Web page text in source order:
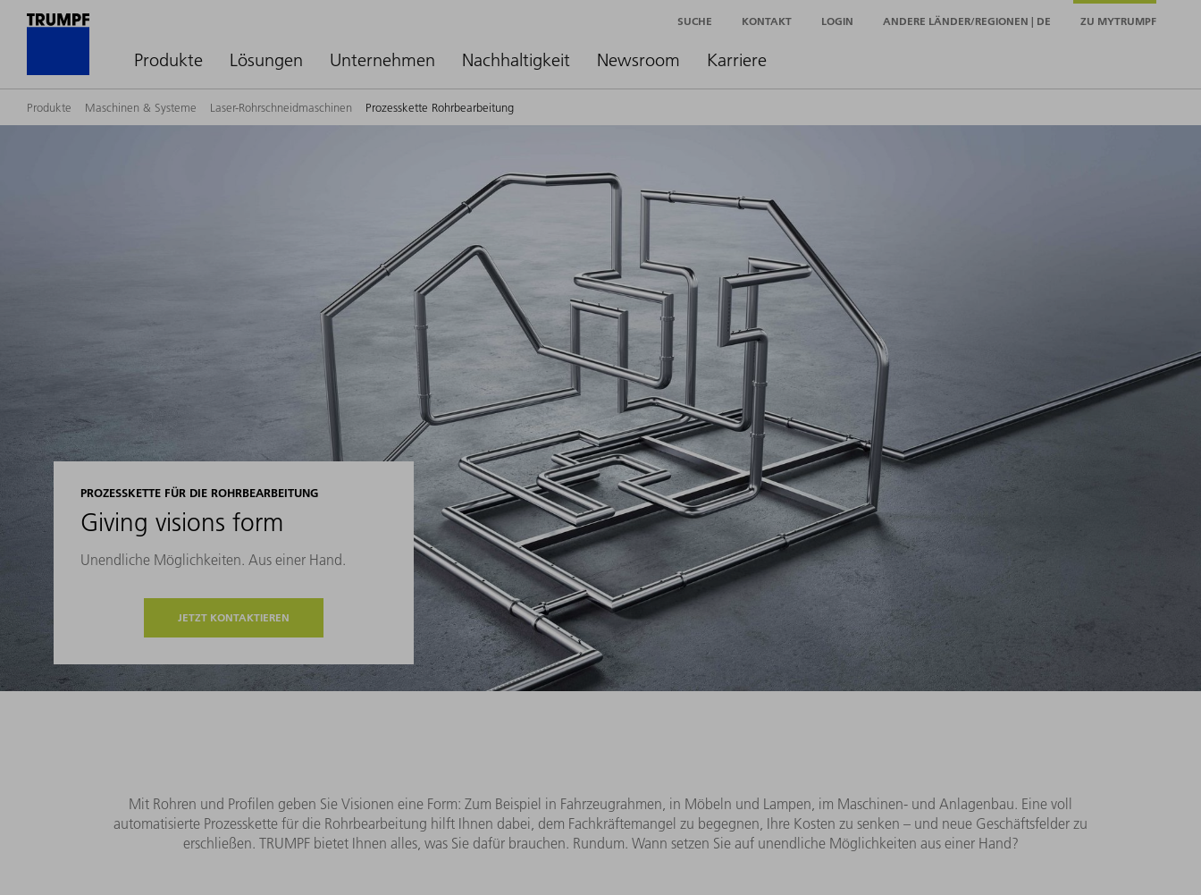
Produkte Lösungen Unternehmen Nachhaltigkeit Newsroom Karriere
SUCHE KONTAKT LOGIN ANDERE LÄNDER/REGIONEN | DE ZU MYTRUMPF
Produkte Maschinen & Systeme Laser-Rohrschneidmaschinen Prozesskette Rohrbearbeitung
PROZESSKETTE FÜR DIE ROHRBEARBEITUNG
Giving visions form
Unendliche Möglichkeiten. Aus einer Hand.
JETZT KONTAKTIEREN
Mit Rohren und Profilen geben Sie Visionen eine Form: Zum Beispiel in Fahrzeugrahmen, in Möbeln und Lampen, im Maschinen- und Anlagenbau. Eine voll
automatisierte Prozesskette für die Rohrbearbeitung hilft Ihnen dabei, dem Fachkräftemangel zu begegnen, Ihre Kosten zu senken – und neue Geschäftsfelder zu
erschließen. TRUMPF bietet Ihnen alles, was Sie dafür brauchen. Rundum. Wann setzen Sie auf unendliche Möglichkeiten aus einer Hand?